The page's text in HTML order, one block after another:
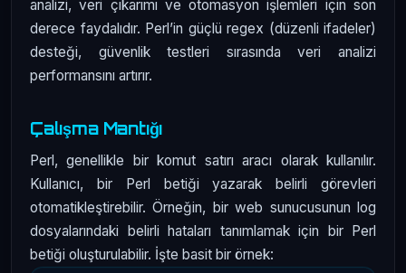
analizi, veri çıkarımı ve otomasyon işlemleri için son
derece faydalıdır. Perl’in güçlü regex (düzenli ifadeler)
desteği, güvenlik testleri sırasında veri analizi
performansını artırır.
Çalışma Mantığı
Perl, genellikle bir komut satırı aracı olarak kullanılır.
Kullanıcı, bir Perl betiği yazarak belirli görevleri
otomatikleştirebilir. Örneğin, bir web sunucusunun log
dosyalarındaki belirli hataları tanımlamak için bir Perl
betiği oluşturulabilir. İşte basit bir örnek: